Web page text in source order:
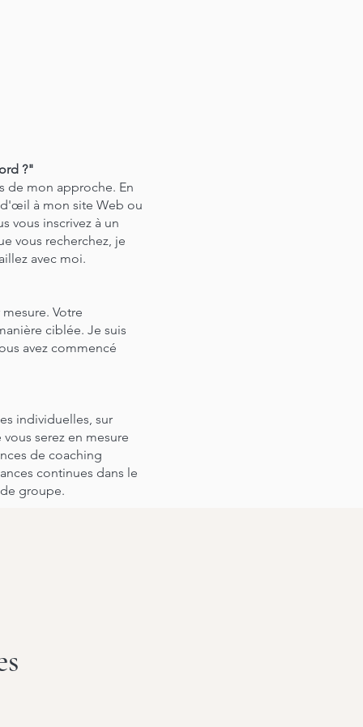
?"
de mon approche. En
d'œil à mon site Web ou
vous inscrivez à un
vous recherchez, je
avec moi.
Votre
ciblée. Je suis
avez commencé
individuelles, sur
serez en mesure
de coaching
continues dans le
groupe.